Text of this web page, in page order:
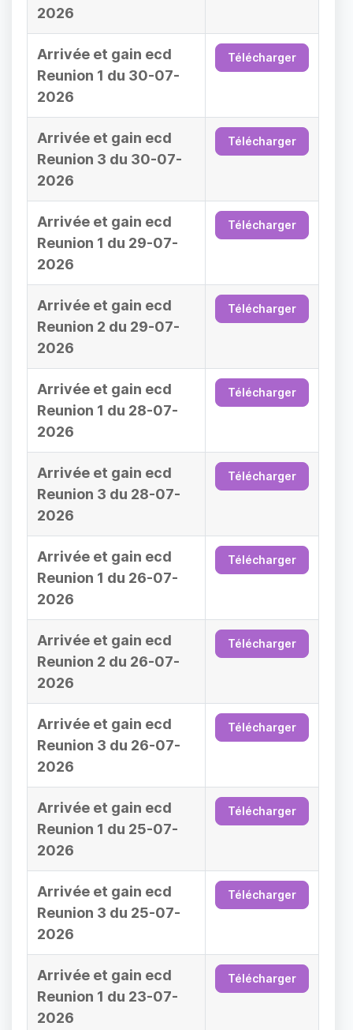
2026
Arrivée et gain ecd
Reunion 1 du 30-07-
2026
Télécharger
Arrivée et gain ecd
Reunion 3 du 30-07-
2026
Télécharger
Arrivée et gain ecd
Reunion 1 du 29-07-
2026
Télécharger
Arrivée et gain ecd
Reunion 2 du 29-07-
2026
Télécharger
Arrivée et gain ecd
Reunion 1 du 28-07-
2026
Télécharger
Arrivée et gain ecd
Reunion 3 du 28-07-
2026
Télécharger
Arrivée et gain ecd
Reunion 1 du 26-07-
2026
Télécharger
Arrivée et gain ecd
Reunion 2 du 26-07-
2026
Télécharger
Arrivée et gain ecd
Reunion 3 du 26-07-
2026
Télécharger
Arrivée et gain ecd
Reunion 1 du 25-07-
2026
Télécharger
Arrivée et gain ecd
Reunion 3 du 25-07-
2026
Télécharger
Arrivée et gain ecd
Reunion 1 du 23-07-
2026
Télécharger